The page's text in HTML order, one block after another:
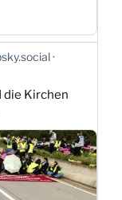
die Kirchen